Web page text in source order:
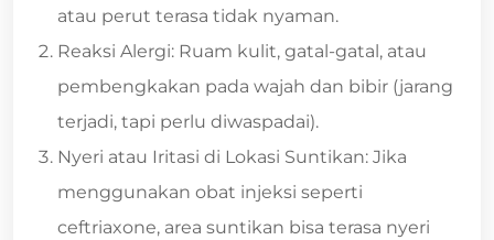
atau perut terasa tidak nyaman.
Reaksi Alergi: Ruam kulit, gatal-gatal, atau
pembengkakan pada wajah dan bibir (jarang
terjadi, tapi perlu diwaspadai).
Nyeri atau Iritasi di Lokasi Suntikan: Jika
menggunakan obat injeksi seperti
ceftriaxone, area suntikan bisa terasa nyeri